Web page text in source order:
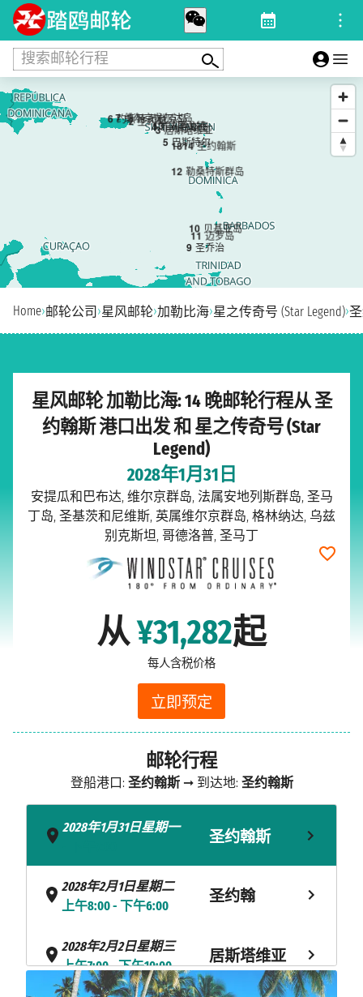
搜索邮轮行程
1814 圣约翰斯
2 圣约翰
3 居斯塔维亚
4 菲利普斯堡
5 巴斯特尔
6 约斯特·范代克岛
7 维尔京戈尔达岛
9 圣乔治
10 贝基亚岛
11 迈罗岛
12 勒桑特斯群岛
13 马里戈特
Home›邮轮公司 ›星风邮轮›加勒比海›星之传奇号 (Star Legend)›
星风邮轮 加勒比海: 14 晚邮轮行程从 圣
约翰斯 港口出发 和 星之传奇号 (Star
Legend)
2028年1月31日
安提瓜和巴布达, 维尔京群岛, 法属安地列斯群岛, 圣马
丁岛, 圣基茨和尼维斯, 英属维尔京群岛, 格林纳达, 乌兹
别克斯坦, 哥德洛普, 圣马丁
从¥31,282起
每人含税价格
立即预定
邮轮行程
登船港口: 圣约翰斯➞ 到达地: 圣约翰斯
2028年1月31日星期一
圣约翰斯
2028年2月1日星期二
上午8:00 - 下午6:00
圣约翰
2028年2月2日星期三
上午7:00 - 下午10:00
居斯塔维亚